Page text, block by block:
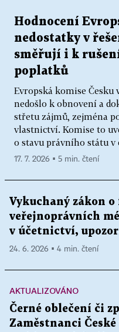
Hodnocení
nedostatky v
směřují i k
poplatků
Evropská komise Česku
nedošlo k obnovení a
střetu zájmů, zejména
vlastnictví. Komise to
o stavu právního státu v
17. 7. 2026 ▪ 5 min. čtení
Vykuchaný zákon
veřejnoprávních
v účetnictví,
24. 6. 2026 ▪ 4 min. čtení
AKTUALIZOVÁNO
Černé oblečení či
Zaměstnanci České